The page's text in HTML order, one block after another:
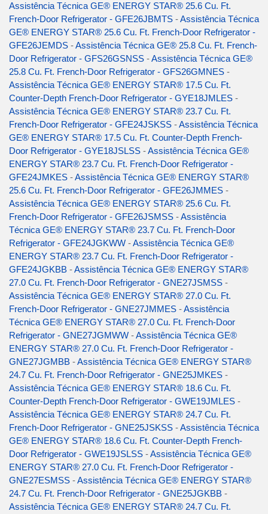
Assistência Técnica GE® ENERGY STAR® 25.6 Cu. Ft.
French-Door Refrigerator - GFE26JBMTS -Assistência Técnica
GE® ENERGY STAR® 25.6 Cu. Ft. French-Door Refrigerator -
GFE26JEMDS -Assistência Técnica GE® 25.8 Cu. Ft. French-
Door Refrigerator - GFS26GSNSS -Assistência Técnica GE®
25.8 Cu. Ft. French-Door Refrigerator - GFS26GMNES -
Assistência Técnica GE® ENERGY STAR® 17.5 Cu. Ft.
Counter-Depth French-Door Refrigerator - GYE18JMLES -
Assistência Técnica GE® ENERGY STAR® 23.7 Cu. Ft.
French-Door Refrigerator - GFE24JSKSS -Assistência Técnica
GE® ENERGY STAR® 17.5 Cu. Ft. Counter-Depth French-
Door Refrigerator - GYE18JSLSS -Assistência Técnica GE®
ENERGY STAR® 23.7 Cu. Ft. French-Door Refrigerator -
GFE24JMKES -Assistência Técnica GE® ENERGY STAR®
25.6 Cu. Ft. French-Door Refrigerator - GFE26JMMES -
Assistência Técnica GE® ENERGY STAR® 25.6 Cu. Ft.
French-Door Refrigerator - GFE26JSMSS -Assistência
Técnica GE® ENERGY STAR® 23.7 Cu. Ft. French-Door
Refrigerator - GFE24JGKWW -Assistência Técnica GE®
ENERGY STAR® 23.7 Cu. Ft. French-Door Refrigerator -
GFE24JGKBB -Assistência Técnica GE® ENERGY STAR®
27.0 Cu. Ft. French-Door Refrigerator - GNE27JSMSS -
Assistência Técnica GE® ENERGY STAR® 27.0 Cu. Ft.
French-Door Refrigerator - GNE27JMMES -Assistência
Técnica GE® ENERGY STAR® 27.0 Cu. Ft. French-Door
Refrigerator - GNE27JGMWW -Assistência Técnica GE®
ENERGY STAR® 27.0 Cu. Ft. French-Door Refrigerator -
GNE27JGMBB -Assistência Técnica GE® ENERGY STAR®
24.7 Cu. Ft. French-Door Refrigerator - GNE25JMKES -
Assistência Técnica GE® ENERGY STAR® 18.6 Cu. Ft.
Counter-Depth French-Door Refrigerator - GWE19JMLES -
Assistência Técnica GE® ENERGY STAR® 24.7 Cu. Ft.
French-Door Refrigerator - GNE25JSKSS -Assistência Técnica
GE® ENERGY STAR® 18.6 Cu. Ft. Counter-Depth French-
Door Refrigerator - GWE19JSLSS -Assistência Técnica GE®
ENERGY STAR® 27.0 Cu. Ft. French-Door Refrigerator -
GNE27ESMSS -Assistência Técnica GE® ENERGY STAR®
24.7 Cu. Ft. French-Door Refrigerator - GNE25JGKBB -
Assistência Técnica GE® ENERGY STAR® 24.7 Cu. Ft.